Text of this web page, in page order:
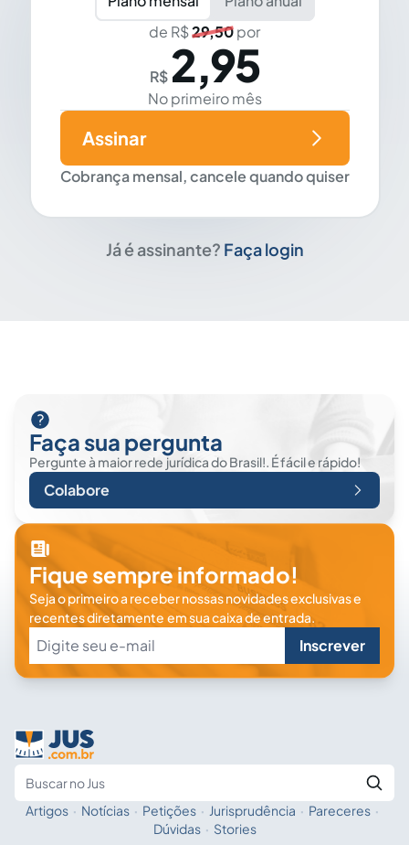
de R$29,50por
R$ 2,95
No primeiro mês
Cobrança mensal, cancele quando quiser
Assinar
Já é assinante? Faça login
Faça sua pergunta
Pergunte à maior rede jurídica do Brasil!. É fácil e rápido!
Colabore
Fique sempre informado!
Seja o primeiro a receber nossas novidades exclusivas e
recentes diretamente em sua caixa de entrada.
Inscrever
Fale com a IA
Artigos · Notícias · Petições · Jurisprudência · Pareceres ·
Dúvidas · Stories